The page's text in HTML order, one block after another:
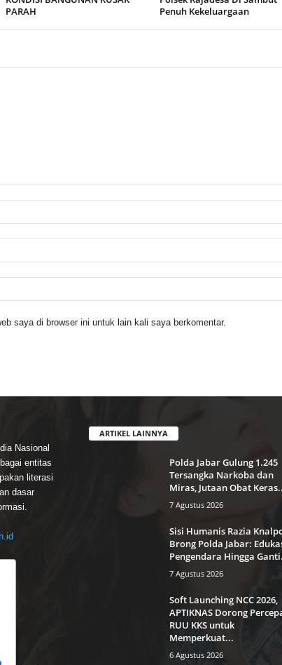
PARAH
Penuh Kekeluargaan
saya di browser ini untuk lain kali saya berkomentar.
Nasional
entitas
literasi
dasar
ARTIKEL LAINNYA
Polda Jabar Gulung 1.245
Tersangka Narkoba dan
Miras, Jutaan Obat
7 Agustus 2026
Sisi Humanis Razia
Brong Polda Jabar:
Pengendara Hingga
7 Agustus 2026
Soft Launching NCC 2026,
APTIKNAS Dorong
RUU KKS untuk
Memperkuat...
6 Agustus 2026